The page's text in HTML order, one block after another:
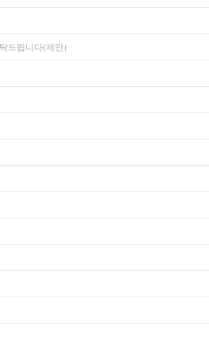
드립니다(제안)